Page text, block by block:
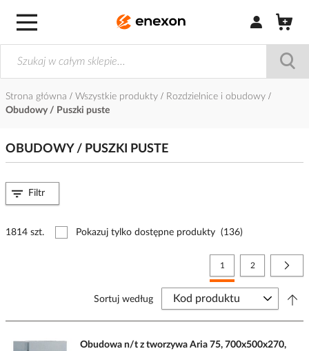
Zaloguj się /
Strona główna Wszystkie produkty
Rozdzielnice i obudowy
Obudowy / Puszki puste
OBUDOWY / PUSZKI PUSTE
1814 szt. Pokazuj tylko dostępne produkty (136)
Strona
Aktualnie czytasz stronę
1 Strona
2
Sortuj według
Obudowa n/t z tworzywa Aria 75, 700x500x270,
Filtr